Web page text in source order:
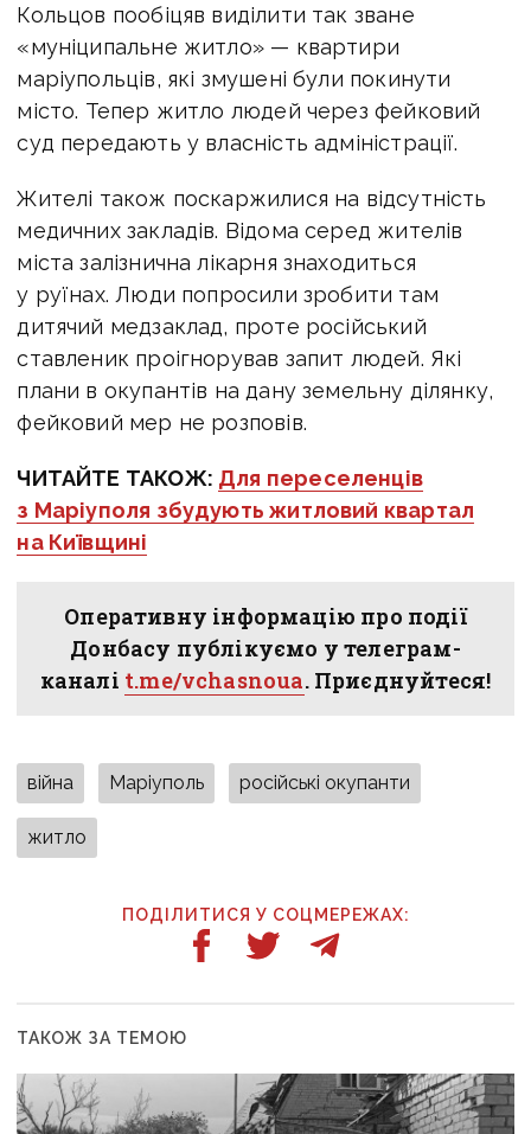
Кольцов пообіцяв виділити так зване
«муніципальне житло» — квартири
маріупольців, які змушені були покинути
місто. Тепер житло людей через фейковий
суд передають у власність адміністрації.
Жителі також поскаржилися на відсутність
медичних закладів. Відома серед жителів
міста залізнична лікарня знаходиться
у руїнах. Люди попросили зробити там
дитячий медзаклад, проте російський
ставленик проігнорував запит людей. Які
плани в окупантів на дану земельну ділянку,
фейковий мер не розповів.
ЧИТАЙТЕ ТАКОЖ: Для переселенців
з Маріуполя збудують житловий квартал
на Київщині
Оперативну інформацію про події
Донбасу публікуємо у телеграм-
каналі t.me/vchasnoua. Приєднуйтеся!
війна Маріуполь російські окупанти
житло
ПОДІЛИТИСЯ У СОЦМЕРЕЖАХ:
ТАКОЖ ЗА ТЕМОЮ